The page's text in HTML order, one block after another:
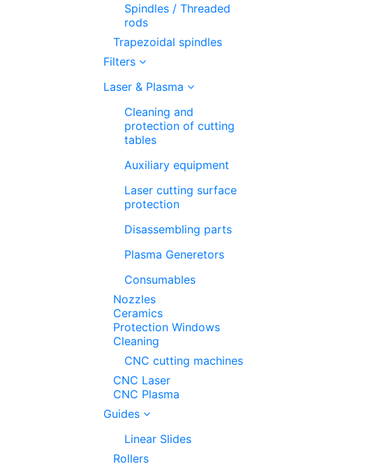
Spindles / Threaded
rods
Trapezoidal spindles
Filters
Laser & Plasma
Cleaning and
protection of cutting
tables
Auxiliary equipment
Laser cutting surface
protection
Disassembling parts
Plasma Generetors
Consumables
Nozzles
Ceramics
Protection Windows
Cleaning
CNC cutting machines
CNC Laser
CNC Plasma
Guides
Linear Slides
Rollers